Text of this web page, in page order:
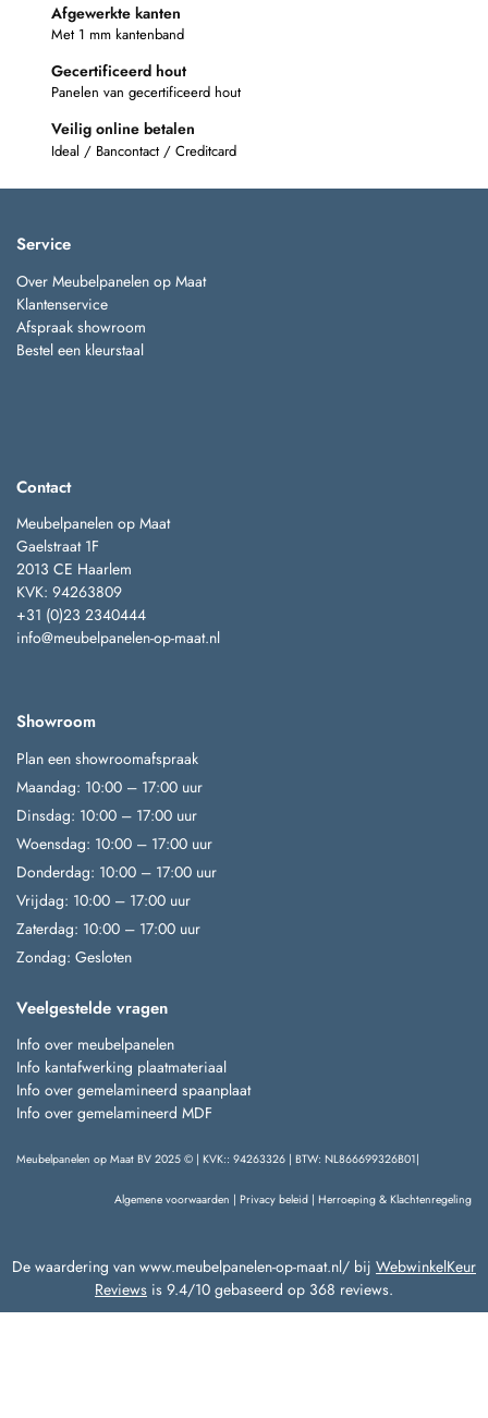
Afgewerkte kanten
Met 1 mm kantenband
Gecertificeerd hout
Panelen van gecertificeerd hout
Veilig online betalen
Ideal / Bancontact / Creditcard
Service
Over Meubelpanelen op Maat
Klantenservice
Afspraak showroom
Bestel een kleurstaal
Contact
Meubelpanelen op Maat
Gaelstraat 1F
2013 CE Haarlem
KVK: 94263809
+31 (0)23 2340444
info@meubelpanelen-op-maat.nl
Showroom
Plan een showroomafspraak
Maandag: 10:00 – 17:00 uur
Dinsdag: 10:00 – 17:00 uur
Woensdag: 10:00 – 17:00 uur
Donderdag: 10:00 – 17:00 uur
Vrijdag: 10:00 – 17:00 uur
Zaterdag: 10:00 – 17:00 uur
Zondag: Gesloten
Veelgestelde vragen
Info over meubelpanelen
Info kantafwerking plaatmateriaal
Info over gemelamineerd spaanplaat
Info over gemelamineerd MDF
Meubelpanelen op Maat BV 2025 © | KVK:: 94263326 | BTW: NL866699326B01|
Algemene voorwaarden | Privacy beleid | Herroeping & Klachtenregeling
De waardering van www.meubelpanelen-op-maat.nl/ bij WebwinkelKeur
Reviews is 9.4/10 gebaseerd op 368 reviews.